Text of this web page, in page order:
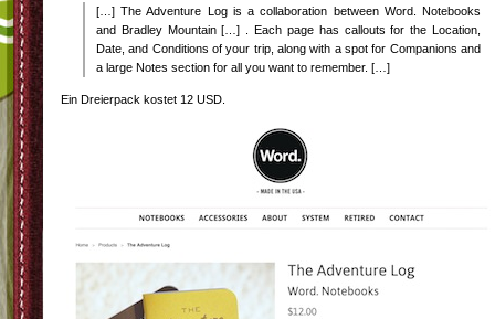
[…] The Adventure Log is a collaboration between Word. Notebooks
and Bradley Mountain […] . Each page has callouts for the Location,
Date, and Conditions of your trip, along with a spot for Companions and
a large Notes section for all you want to remember. […]
Ein Dreierpack kostet 12 USD.